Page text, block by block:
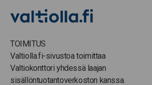
TOIMITUS
Valtiolla.fi-sivustoa toimittaa
Valtiokonttori yhdessä laajan
sisällöntuotantoverkoston kanssa.